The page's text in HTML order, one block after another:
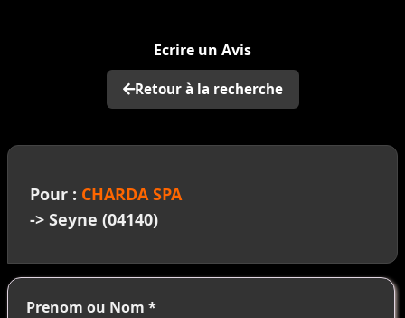
Ecrire un Avis
Retour à la recherche
Pour : CHARDA SPA
-> Seyne (04140)
Prenom ou Nom *